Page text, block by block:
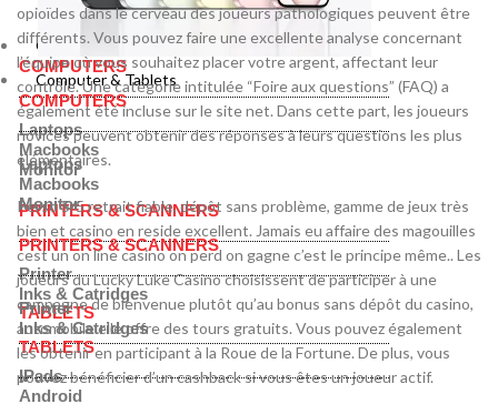
Computer & Tablets
COMPUTERS
Laptops
Macbooks
Monitor
PRINTERS & SCANNERS
Printer
Inks & Catridges
TABLETS
IPads
Android
Computer & Tablets
COMPUTERS
Laptops
Macbooks
Monitor
PRINTERS & SCANNERS
Printer
Inks & Catridges
TABLETS
opioïdes dans le cerveau des joueurs pathologiques peuvent être
différents. Vous pouvez faire une excellente analyse concernant
l’équipe où vous souhaitez placer votre argent, affectant leur
contrôle. Une catégorie intitulée “Foire aux questions” (FAQ) a
également été incluse sur le site net. Dans cette part, les joueurs
novices peuvent obtenir des réponses à leurs questions les plus
élémentaires.
Perso 5/5 retrait fiable, dépôt sans problème, gamme de jeux très
bien et casino en reside excellent. Jamais eu affaire des magouilles
cest un on line casino on perd on gagne c’est le principe même.. Les
joueurs du Lucky Luke Casino choisissent de participer à une
campagne de bienvenue plutôt qu’au bonus sans dépôt du casino,
automobile elle offre des tours gratuits. Vous pouvez également
les obtenir en participant à la Roue de la Fortune. De plus, vous
pouvez bénéficier d’un cashback si vous êtes un joueur actif.